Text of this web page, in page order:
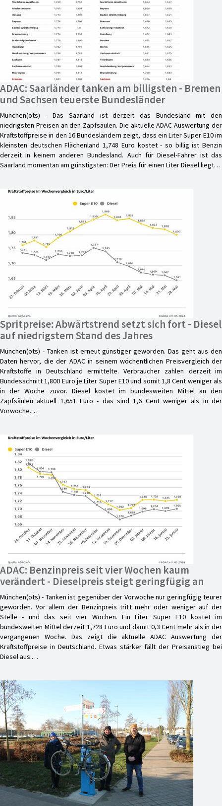
ADAC: Saarländer tanken am billigsten - Bremen
und Sachsen teuerste Bundesländer
München(ots) - Das Saarland ist derzeit das Bundesland mit den
niedrigsten Preisen an den Zapfsäulen. Die aktuelle ADAC Auswertung der
Kraftstoffpreise in den 16 Bundesländern zeigt, dass ein Liter Super E10 im
kleinsten deutschen Flächenland 1,748 Euro kostet - so billig ist Benzin
derzeit in keinem anderen Bundesland. Auch für Diesel-Fahrer ist das
Saarland momentan am günstigsten: Der Preis für einen Liter Diesel liegt…
Spritpreise: Abwärtstrend setzt sich fort - Diesel
auf niedrigstem Stand des Jahres
München(ots) - Tanken ist erneut günstiger geworden. Das geht aus den
Daten hervor, die der ADAC in seinem wöchentlichen Preisvergleich der
Kraftstoffe in Deutschland ermittelte. Verbraucher zahlen derzeit im
Bundesschnitt 1,800 Euro je Liter Super E10 und somit 1,8 Cent weniger als
in der Woche zuvor. Diesel kostet im bundesweiten Mittel an den
Zapfsäulen aktuell 1,651 Euro - das sind 1,6 Cent weniger als in der
Vorwoche.…
ADAC: Benzinpreis seit vier Wochen kaum
verändert - Dieselpreis steigt geringfügig an
München(ots) - Tanken ist gegenüber der Vorwoche nur geringfügig teurer
geworden. Vor allem der Benzinpreis tritt mehr oder weniger auf der
Stelle - und das seit vier Wochen. Ein Liter Super E10 kostet im
bundesweiten Mittel derzeit 1,728 Euro und damit 0,3 Cent mehr als in der
vergangenen Woche. Das zeigt die aktuelle ADAC Auswertung der
Kraftstoffpreise in Deutschland. Etwas stärker fällt der Preisanstieg bei
Diesel aus:…